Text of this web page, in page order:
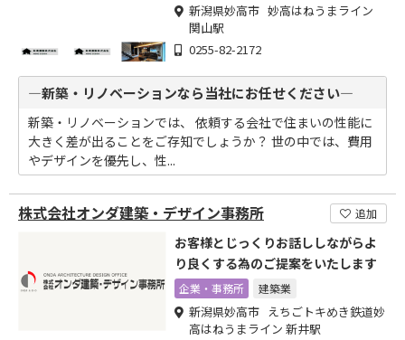
新潟県妙高市 妙高はねうまライン
関山駅
0255-82-2172
―新築・リノベーションなら当社にお任せください―
新築・リノベーションでは、 依頼する会社で住まいの性能に
大きく差が出ることをご存知でしょうか？ 世の中では、費用
やデザインを優先し、性...
株式会社オンダ建築・デザイン事務所 追加
お客様とじっくりお話ししながらよ
り良くする為のご提案をいたします
企業・事務所 建築業
新潟県妙高市 えちごトキめき鉄道妙
高はねうまライン 新井駅